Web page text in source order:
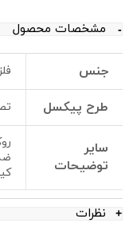
مشخصات محصول
جنس فلز
طرح پیکسل
سایر
توضیحات
نظرات